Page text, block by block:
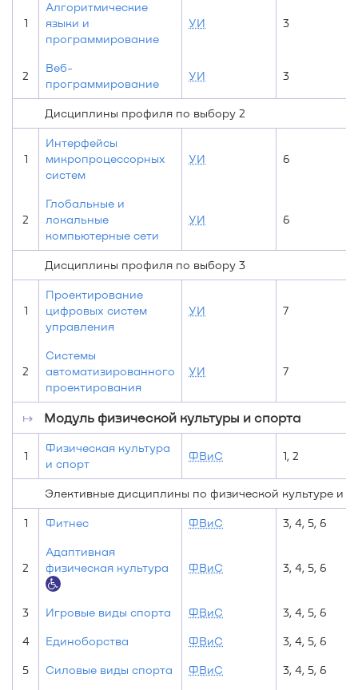
1
Алгоритмические
языки и
программирование
УИ 3
2
Веб-
программирование
УИ 3
Дисциплины профиля по выбору 2
1
Интерфейсы
микропроцессорных
систем
УИ 6
2
Глобальные и
локальные
компьютерные сети
УИ 6
Дисциплины профиля по выбору 3
1
Проектирование
цифровых систем
управления
УИ 7
2
Системы
автоматизированного
проектирования
УИ 7
↦ Модуль физической культуры и спорта
1
Физическая культура
и спорт
ФВиС 1, 2
Элективные дисциплины по физической культуре и
1 Фитнес ФВиС 3, 4, 5, 6
2
Адаптивная
физическая культура
ФВиС 3, 4, 5, 6
3 Игровые виды спорта ФВиС 3, 4, 5, 6
4 Единоборства ФВиС 3, 4, 5, 6
5 Силовые виды спорта ФВиС 3, 4, 5, 6